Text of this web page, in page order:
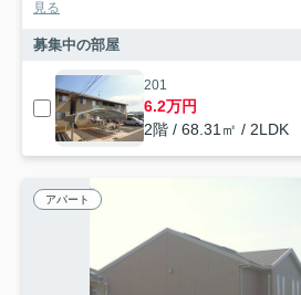
見る
募集中の部屋
201
6.2万円
2階 / 68.31㎡ / 2LDK
アパート